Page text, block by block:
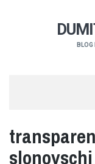
slonovschi